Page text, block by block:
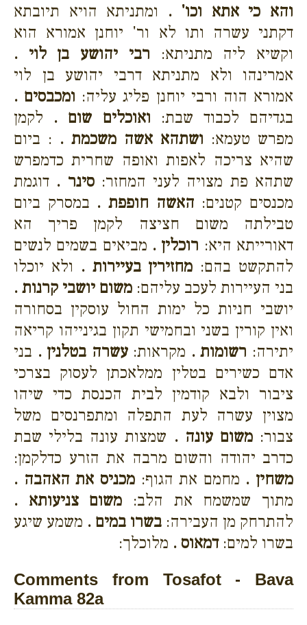
והא כי אתא וכו' . ומתניתא הויא תיובתא
דקתני עשרה ותו לא ור' יוחנן אמורא הוא
וקשיא ליה מתניתא: רבי יהושע בן לוי .
אמרינהו ולא מתניתא דרבי יהושע בן לוי
אמורא הוה ורבי יוחנן פליג עליה: ומכבסים .
בגדיהם לכבוד שבת: ואוכלים שום . לקמן
מפרש טעמא: ושתהא אשה משכמת . : ביום
שהיא צריכה לאפות ואופה שחרית כדמפרש
שתהא פת מצויה לעני המחזר:סינר . דוגמת
מכנסים קטנים: האשה חופפת . במסרק ביום
טבילתה משום חציצה לקמן פריך הא
דאורייתא היא: רוכלין . מביאים בשמים לנשים
להתקשט בהם: מחזירין בעיירות . ולא יוכלו
בני העיירות לעכב עליהם: משום יושבי קרנות .
יושבי חניות כל ימות החול עוסקין בסחורה
ואין קורין בשני ובחמישי תקון בגינייהו קריאה
יתירה: רשומות . מקראות:עשרה בטלנין . בני
אדם כשירים בטלין ממלאכתן לעסוק בצרכי
ציבור ולבא קודמין לבית הכנסת כדי שיהו
מצוין עשרה לעת התפלה ומתפרנסים משל
צבור:משום עונה . שמצות עונה בלילי שבת
כדרב יהודה והשום מרבה את הזרע כדלקמן:
משחין . מחמם את הגוף:מכניס את האהבה .
מתוך שמשמח את הלב: משום צניעותא .
להתרחק מן העבירה: בשרו במים . משמע שיגע
בשרו למים:דמאוס . מלוכלך:
Comments from Tosafot - Bava
Kamma 82a